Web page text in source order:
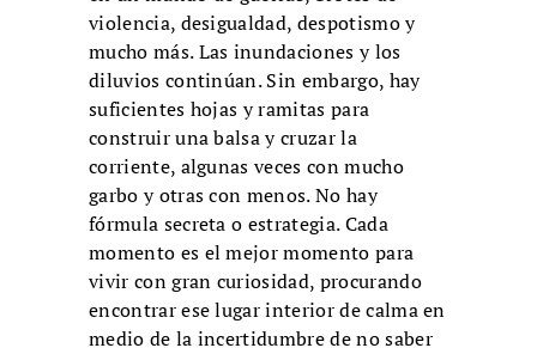
violencia, desigualdad, despotismo y
mucho más. Las inundaciones y los
diluvios continúan. Sin embargo, hay
suficientes hojas y ramitas para
construir una balsa y cruzar la
corriente, algunas veces con mucho
garbo y otras con menos. No hay
fórmula secreta o estrategia. Cada
momento es el mejor momento para
vivir con gran curiosidad, procurando
encontrar ese lugar interior de calma en
medio de la incertidumbre de no saber